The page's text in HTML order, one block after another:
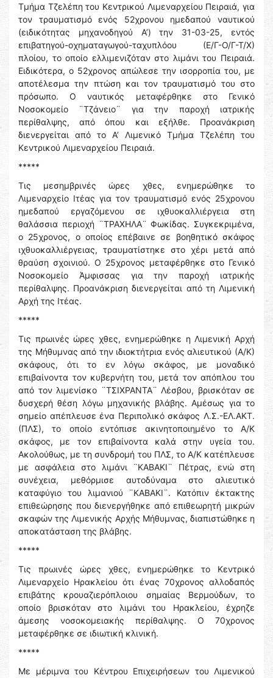
Τμήμα Τζελέπη του Κεντρικού Λιμεναρχείου Πειραιά, για
τον τραυματισμό ενός 52χρονου ημεδαπού ναυτικού
(ειδικότητας μηχανοδηγού Α’) την 31-03-25, εντός
επιβατηγού-οχηματαγωγού-ταχυπλόου (Ε/Γ-Ο/Γ-Τ/Χ)
πλοίου, το οποίο ελλιμενιζόταν στο λιμάνι του Πειραιά.
Ειδικότερα, ο 52χρονος απώλεσε την ισορροπία του, με
αποτέλεσμα την πτώση και τον τραυματισμό του στο
πρόσωπο. Ο ναυτικός μεταφέρθηκε στο Γενικό
Νοσοκομείο ¨Τζάνειο¨ για την παροχή ιατρικής
περίθαλψης, από όπου και εξήλθε. Προανάκριση
διενεργείται από το Α’ Λιμενικό Τμήμα Τζελέπη του
Κεντρικού Λιμεναρχείου Πειραιά.
*****
Τις μεσημβρινές ώρες χθες, ενημερώθηκε το
Λιμεναρχείο Ιτέας για τον τραυματισμό ενός 25χρονου
ημεδαπού εργαζόμενου σε ιχθυοκαλλιέργεια στη
θαλάσσια περιοχή ¨ΤΡΑΧΗΛΑ¨ Φωκίδας. Συγκεκριμένα,
ο 25χρονος, ο οποίος επέβαινε σε βοηθητικό σκάφος
ιχθυοκαλλιέργειας, τραυματίστηκε στο χέρι μετά από
θραύση σχοινιού. Ο 25χρονος μεταφέρθηκε στο Γενικό
Νοσοκομείο Άμφισσας για την παροχή ιατρικής
περίθαλψης. Προανάκριση διενεργείται από τη Λιμενική
Αρχή της Ιτέας.
*****
Τις πρωινές ώρες χθες, ενημερώθηκε η Λιμενική Αρχή
της Μήθυμνας από την ιδιοκτήτρια ενός αλιευτικού (Α/Κ)
σκάφους, ότι το εν λόγω σκάφος, με μοναδικό
επιβαίνοντα τον κυβερνήτη του, μετά τον απόπλου του
από τον λιμενίσκο ¨ΤΣΙΧΡΑΝΤΑ¨ Λέσβου, βρισκόταν σε
δυσχερή θέση λόγω μηχανικής βλάβης. Αμέσως για το
σημείο απέπλευσε ένα Περιπολικό σκάφος Λ.Σ.-ΕΛ.ΑΚΤ.
(ΠΛΣ), το οποίο εντόπισε ακινητοποιημένο το Α/Κ
σκάφος, με τον επιβαίνοντα καλά στην υγεία του.
Ακολούθως, με τη συνδρομή του ΠΛΣ, το Α/Κ κατέπλευσε
με ασφάλεια στο λιμάνι ¨ΚΑΒΑΚΙ¨ Πέτρας, ενώ στη
συνέχεια, μεθόρμισε αυτοδύναμα στο αλιευτικό
καταφύγιο του λιμανιού ¨ΚΑΒΑΚΙ¨. Κατόπιν έκτακτης
επιθεώρησης που διενεργήθηκε από επιθεωρητή μικρών
σκαφών της Λιμενικής Αρχής Μήθυμνας, διαπιστώθηκε η
αποκατάσταση της βλάβης.
*****
Τις πρωινές ώρες χθες, ενημερώθηκε το Κεντρικό
Λιμεναρχείο Ηρακλείου ότι ένας 70χρονος αλλοδαπός
επιβάτης κρουαζιερόπλοιου σημαίας Βερμούδων, το
οποίο βρισκόταν στο λιμάνι του Ηρακλείου, έχρηζε
άμεσης νοσοκομειακής περίθαλψης. Ο 70χρονος
μεταφέρθηκε σε ιδιωτική κλινική.
*****
Με μέριμνα του Κέντρου Επιχειρήσεων του Λιμενικού